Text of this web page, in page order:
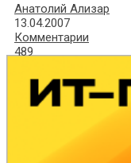
Анатолий Ализар
13.04.2007
Комментарии
489